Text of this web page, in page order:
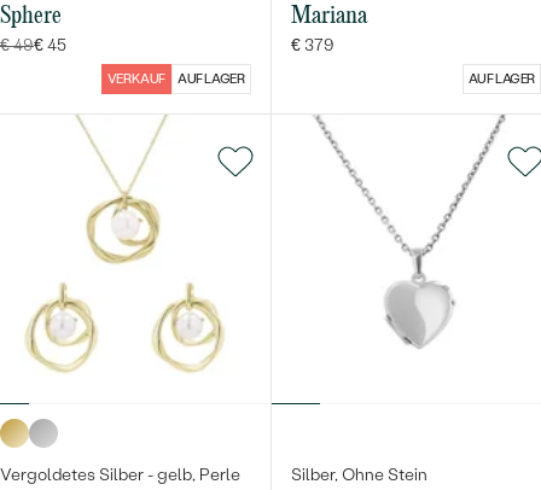
Sphere
€ 49€ 45
VERKAUF AUF LAGER
Mariana
€ 379
AUF LAGER
Vergoldetes Silber - gelb, Perle Silber, Ohne Stein